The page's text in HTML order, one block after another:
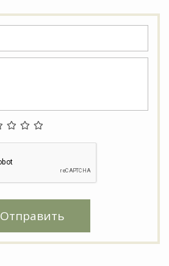
Отправить